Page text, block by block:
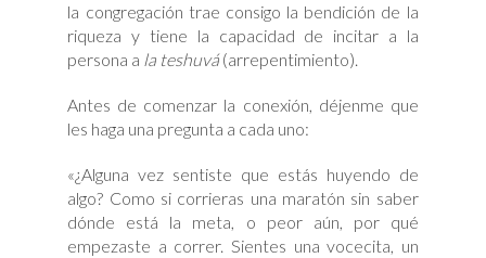
la congregación trae consigo la bendición de la
riqueza y tiene la capacidad de incitar a la
persona a la teshuvá(arrepentimiento).
Antes de comenzar la conexión, déjenme que
les haga una pregunta a cada uno:
«¿Alguna vez sentiste que estás huyendo de
algo? Como si corrieras una maratón sin saber
dónde está la meta, o peor aún, por qué
empezaste a correr. Sientes una vocecita, un